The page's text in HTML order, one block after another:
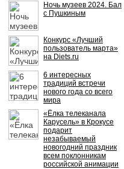
Ночь музеев 2024. Бал
с Пушкиным
Конкурс «Лучший
пользователь марта»
на Diets.ru
6 интересных
традиций встречи
нового года со всего
мира
«Ёлка телеканала
Карусель» в Крокусе
подарит
незабываемый
новогодний праздник
всем поклонникам
российской анимации